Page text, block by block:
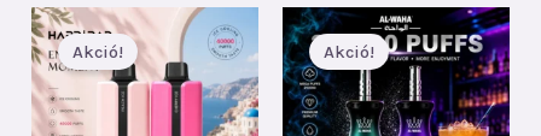
Akció! Akció!